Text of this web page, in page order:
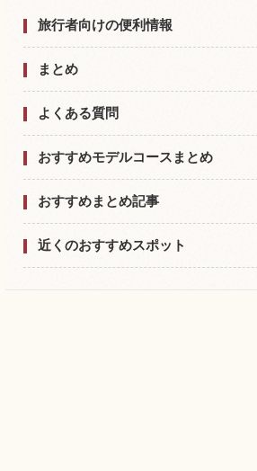
旅行者向けの便利情報
まとめ
よくある質問
おすすめモデルコースまとめ
おすすめまとめ記事
近くのおすすめスポット